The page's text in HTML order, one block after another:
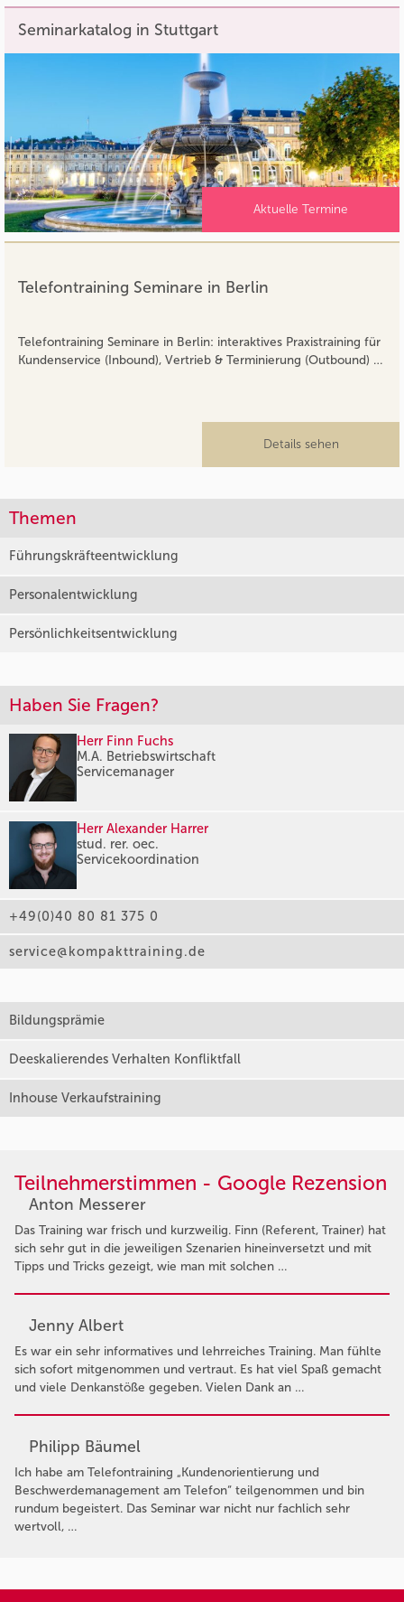
Seminarkatalog in Stuttgart
Aktuelle Termine
Telefontraining Seminare in Berlin
Telefontraining Seminare in Berlin: interaktives Praxistraining für
Kundenservice (Inbound), Vertrieb & Terminierung (Outbound) …
Details sehen
Themen
Führungskräfteentwicklung
Personalentwicklung
Persönlichkeitsentwicklung
Haben Sie Fragen?
Herr Finn Fuchs
M.A. Betriebswirtschaft
Servicemanager
Herr Alexander Harrer
stud. rer. oec.
Servicekoordination
+49(0)40 80 81 375 0
service@kompakttraining.de
Bildungsprämie
Deeskalierendes Verhalten Konfliktfall
Inhouse Verkaufstraining
Teilnehmerstimmen - Google Rezension
Anton Messerer
Das Training war frisch und kurzweilig. Finn (Referent, Trainer) hat
sich sehr gut in die jeweiligen Szenarien hineinversetzt und mit
Tipps und Tricks gezeigt, wie man mit solchen …
Jenny Albert
Es war ein sehr informatives und lehrreiches Training. Man fühlte
sich sofort mitgenommen und vertraut. Es hat viel Spaß gemacht
und viele Denkanstöße gegeben. Vielen Dank an …
Philipp Bäumel
Ich habe am Telefontraining „Kundenorientierung und
Beschwerdemanagement am Telefon“ teilgenommen und bin
rundum begeistert. Das Seminar war nicht nur fachlich sehr
wertvoll, …